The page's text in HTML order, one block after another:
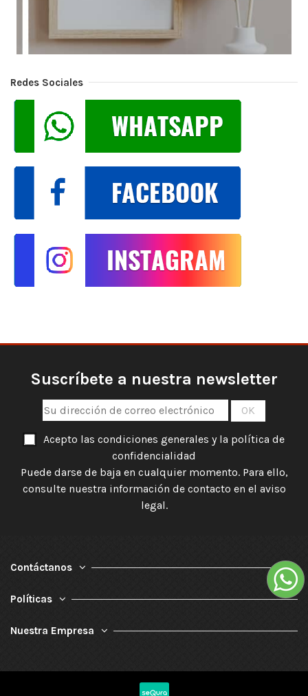
Redes Sociales
Suscríbete a nuestra newsletter
Acepto las condiciones generales y la política de
confidencialidad
Puede darse de baja en cualquier momento. Para ello,
consulte nuestra información de contacto en el aviso
legal.
Contáctanos
Políticas
Nuestra Empresa